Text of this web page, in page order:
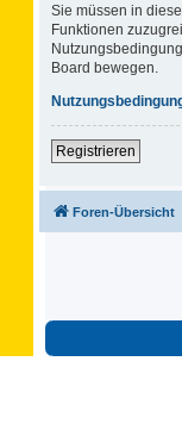
Sie müssen in
Funktionen
Board bewegen.
Registrieren
Foren-Übersicht